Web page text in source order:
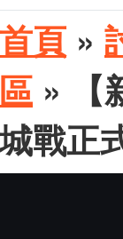
首頁 »
區 » 【
城戰正